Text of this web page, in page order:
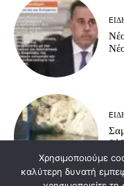
Χρησιμοποιούμε
καλύτερη δυνατή